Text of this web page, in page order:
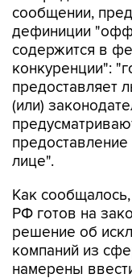
содержится в
конкуренции":
предоставляет
(или)
лице".
Как
решение об
компаний из
намерены
субсидий,